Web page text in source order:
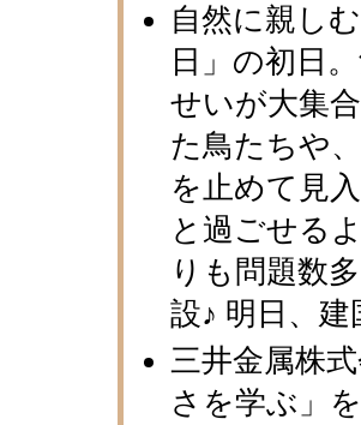
自然に親し
日」の初日
せいが大集
た鳥たちや
を止めて見
と過ごせる
りも問題数
設♪ 明日、
三井金属株
さを学ぶ」